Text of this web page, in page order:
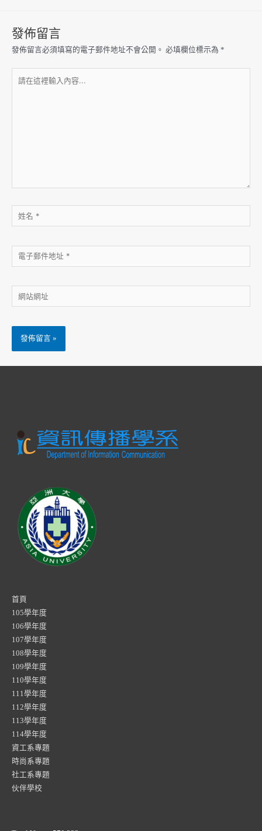
發佈留言
發佈留言必須填寫的電子郵件地址不會公開。 必填欄位標示為 *
首頁
105學年度
106學年度
107學年度
108學年度
109學年度
110學年度
111學年度
112學年度
113學年度
114學年度
資工系專題
時尚系專題
社工系專題
伙伴學校